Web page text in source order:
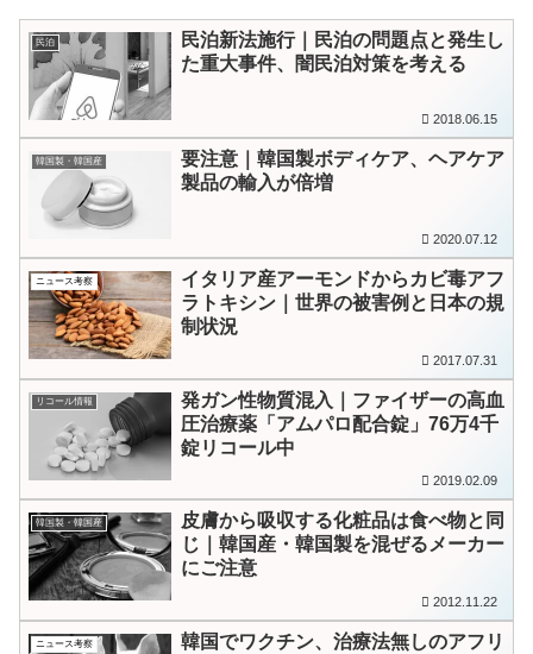
民泊
民泊新法施行｜民泊の問題点と発生し
た重大事件、闇民泊対策を考える
2018.06.15
韓国製・韓国産
要注意｜韓国製ボディケア、ヘアケア
製品の輸入が倍増
2020.07.12
ニュース考察
イタリア産アーモンドからカビ毒アフ
ラトキシン｜世界の被害例と日本の規
制状況
2017.07.31
リコール情報
発ガン性物質混入｜ファイザーの高血
圧治療薬「アムパロ配合錠」76万4千
錠リコール中
2019.02.09
韓国製・韓国産
皮膚から吸収する化粧品は食べ物と同
じ｜韓国産・韓国製を混ぜるメーカー
にご注意
2012.11.22
ニュース考察
韓国でワクチン、治療法無しのアフリ